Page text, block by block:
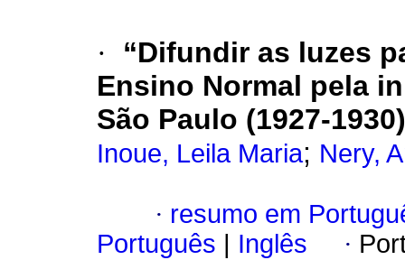
·
“Difundir as luzes
Ensino Normal pela
São Paulo (1927-1930)
Inoue, Leila Maria; Nery,
· resumo em
Português
Inglês ·